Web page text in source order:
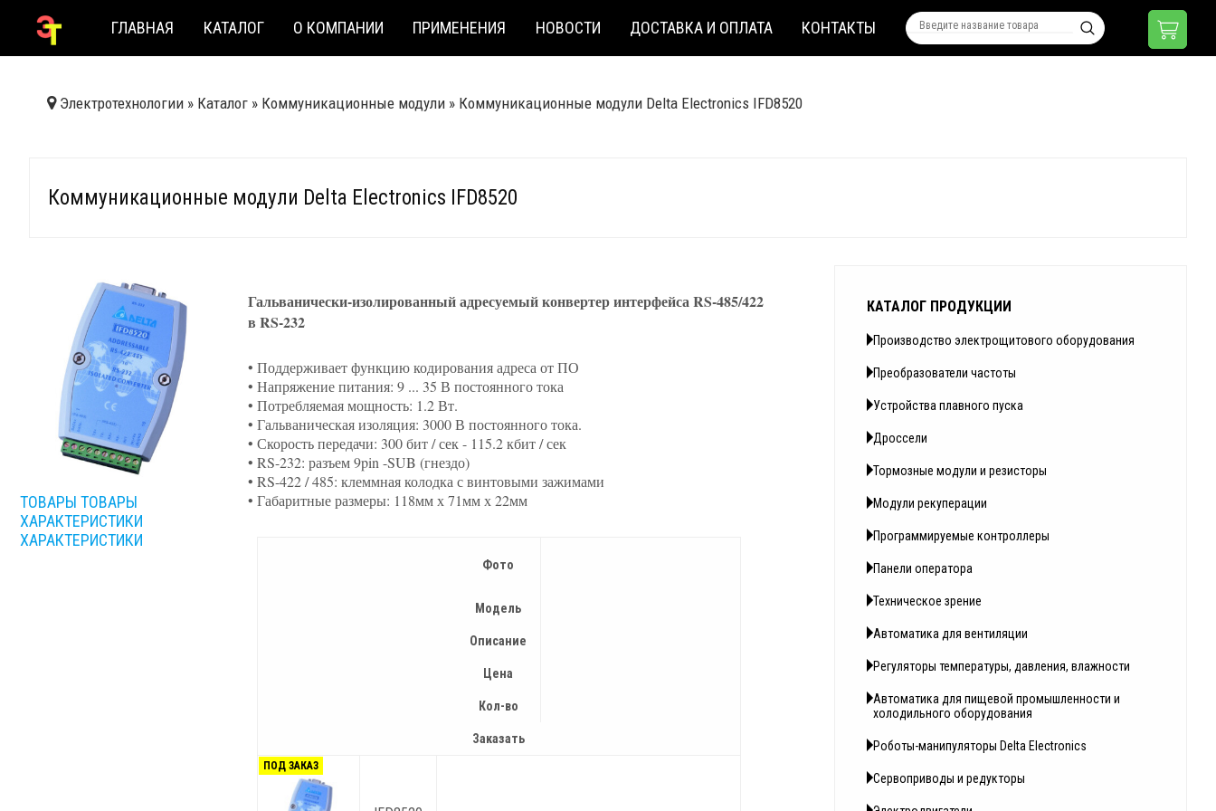
ГЛАВНАЯ КАТАЛОГ О КОМПАНИИ ПРИМЕНЕНИЯ НОВОСТИ ДОСТАВКА И ОПЛАТА КОНТАКТЫ
Электротехнологии » Каталог » Коммуникационные модули » Коммуникационные модули Delta Electronics IFD8520
Коммуникационные модули Delta Electronics IFD8520
ТОВАРЫ ТОВАРЫ
ХАРАКТЕРИСТИКИ
ХАРАКТЕРИСТИКИ
Гальванически-изолированный адресуемый конвертер интерфейса RS-485/422
в RS-232
• Поддерживает функцию кодирования адреса от ПО
• Напряжение питания: 9 ... 35 В постоянного тока
• Потребляемая мощность: 1.2 Вт.
• Гальваническая изоляция: 3000 В постоянного тока.
• Скорость передачи: 300 бит / сек - 115.2 кбит / сек
• RS-232: разъем 9pin -SUB (гнездо)
• RS-422 / 485: клеммная колодка с винтовыми зажимами
• Габаритные размеры: 118мм х 71мм х 22мм
Фото
Модель
Описание
Цена
Кол-во
Заказать
ПОД ЗАКАЗ
КАТАЛОГ ПРОДУКЦИИ
Производство электрощитового оборудования
Преобразователи частоты
Устройства плавного пуска
Дроссели
Тормозные модули и резисторы
Модули рекуперации
Программируемые контроллеры
Панели оператора
Техническое зрение
Автоматика для вентиляции
Регуляторы температуры, давления, влажности
Автоматика для пищевой промышленности и
холодильного оборудования
Роботы-манипуляторы Delta Electronics
Сервоприводы и редукторы